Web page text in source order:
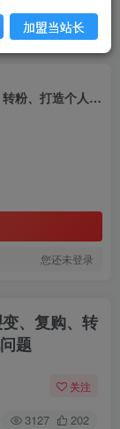
私域实操课程，精细化管理SOP、裂变、复购、转粉、打造个人IP，解决私域增量变现问题
您还未登录
、复购、转
题
关注
3127 202
加盟当站长